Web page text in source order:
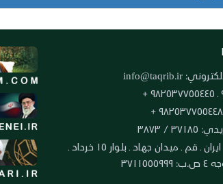
info@taqrib.ir
/ ٣٨٧٣
العنوان: ايران ـ قم ـ ميدان جهاد ـ بلوار ١٥ خرداد ـ